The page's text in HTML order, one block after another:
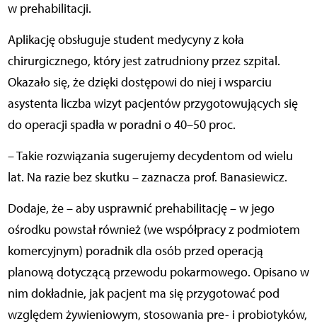
w prehabilitacji.
Aplikację obsługuje student medycyny z koła
chirurgicznego, który jest zatrudniony przez szpital.
Okazało się, że dzięki dostępowi do niej i wsparciu
asystenta liczba wizyt pacjentów przygotowujących się
do operacji spadła w poradni o 40–50 proc.
– Takie rozwiązania sugerujemy decydentom od wielu
lat. Na razie bez skutku – zaznacza prof. Banasiewicz.
Dodaje, że – aby usprawnić prehabilitację – w jego
ośrodku powstał również (we współpracy z podmiotem
komercyjnym) poradnik dla osób przed operacją
planową dotyczącą przewodu pokarmowego. Opisano w
nim dokładnie, jak pacjent ma się przygotować pod
względem żywieniowym, stosowania pre- i probiotyków,